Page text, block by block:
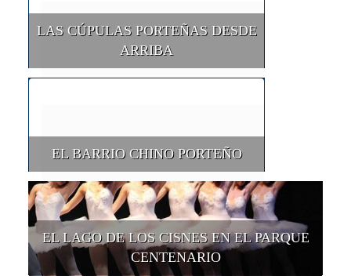
LAS CÚPULAS PORTEÑAS DESDE
ARRIBA
EL BARRIO CHINO PORTEÑO
EL LAGO DE LOS CISNES EN EL PARQUE
CENTENARIO